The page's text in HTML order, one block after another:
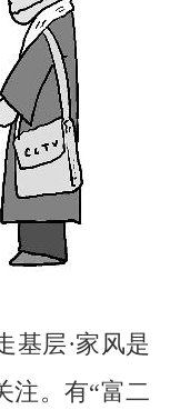
层·家风是
注。有“富二